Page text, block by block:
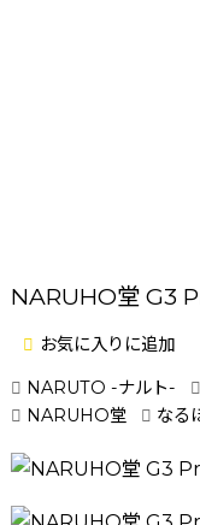
NARUHO堂 G3
お気に入りに追加
NARUTO -ナルト-
NARUHO堂
なる